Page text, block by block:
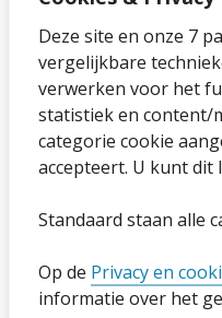
Deze site en onze 7
vergelijkbare
verwerken voor het
statistiek en content/
categorie cookie
accepteert. U kunt dit
Standaard staan alle
Op de Privacy en
informatie over het
Over onze website
Sitemap
Privacybeleid en cookies
Cookies wijzigen
Ga naar de